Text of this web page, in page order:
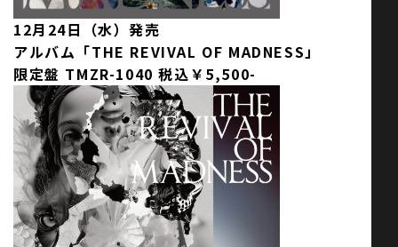
12月24日（水）発売
アルバム「THE REVIVAL OF MADNESS」
限定盤 TMZR-1040 税込￥5,500-